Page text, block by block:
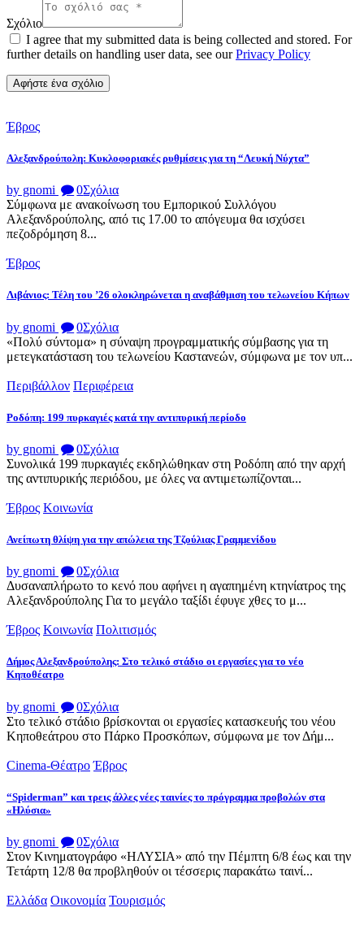
Σχόλιο
I agree that my submitted data is being collected and stored. For
further details on handling user data, see ourPrivacy Policy
Έβρος
Αλεξανδρούπολη: Κυκλοφοριακές ρυθμίσεις για τη “Λευκή Νύχτα”
by gnomi 0Σχόλια
Σύμφωνα με ανακοίνωση του Εμπορικού Συλλόγου
Αλεξανδρούπολης, από τις 17.00 το απόγευμα θα ισχύσει
πεζοδρόμηση 8...
Έβρος
Λιβάνιος: Τέλη του ’26 ολοκληρώνεται η αναβάθμιση του τελωνείου Κήπων
by gnomi 0Σχόλια
«Πολύ σύντομα» η σύναψη προγραμματικής σύμβασης για τη
μετεγκατάσταση του τελωνείου Καστανεών, σύμφωνα με τον υπ...
Περιβάλλον Περιφέρεια
Ροδόπη: 199 πυρκαγιές κατά την αντιπυρική περίοδο
by gnomi 0Σχόλια
Συνολικά 199 πυρκαγιές εκδηλώθηκαν στη Ροδόπη από την αρχή
της αντιπυρικής περιόδου, με όλες να αντιμετωπίζονται...
Έβρος Κοινωνία
Ανείπωτη θλίψη για την απώλεια της Τζούλιας Γραμμενίδου
by gnomi 0Σχόλια
Δυσαναπλήρωτο το κενό που αφήνει η αγαπημένη κτηνίατρος της
Αλεξανδρούπολης Για το μεγάλο ταξίδι έφυγε χθες το μ...
Έβρος Κοινωνία Πολιτισμός
Δήμος Αλεξανδρούπολης: Στο τελικό στάδιο οι εργασίες για το νέο
Κηποθέατρο
by gnomi 0Σχόλια
Στο τελικό στάδιο βρίσκονται οι εργασίες κατασκευής του νέου
Κηποθεάτρου στο Πάρκο Προσκόπων, σύμφωνα με τον Δήμ...
Cinema-Θέατρο Έβρος
“Spiderman” και τρεις άλλες νέες ταινίες το πρόγραμμα προβολών στα
«Ηλύσια»
by gnomi 0Σχόλια
Στον Κινηματογράφο «ΗΛΥΣΙΑ» από την Πέμπτη 6/8 έως και την
Τετάρτη 12/8 θα προβληθούν οι τέσσερις παρακάτω ταινί...
Ελλάδα Οικονομία Τουρισμός